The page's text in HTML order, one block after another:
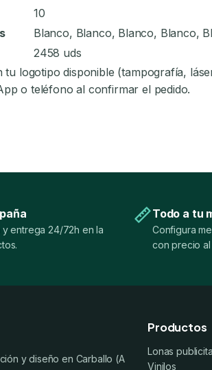
10
Blanco, Blanco, Blanco, Blanco,
2458 uds
tu logotipo disponible (tampografía,
o teléfono al confirmar el pedido.
entrega 24/72h en la
Todo a tu
Configura
con precio al
y diseño en Carballo (A
Productos
Lonas
Vinilos